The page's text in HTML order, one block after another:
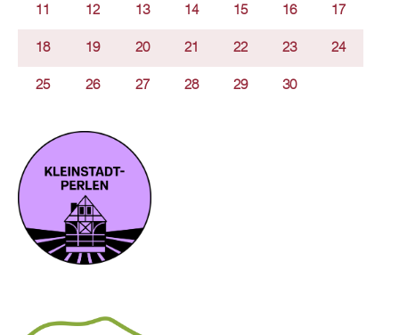
11 12 13 14 15 16 17
18 19 20 21 22 23 24
25 26 27 28 29 30